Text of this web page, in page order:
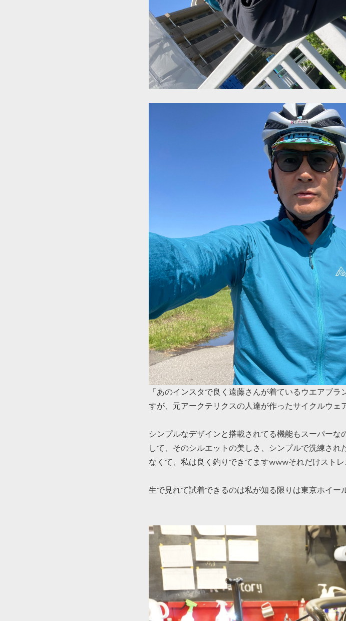
「あのインスタで良く遠藤さんが着ているウエアブ
すが、元アークテリクスの人達が作ったサイクルウェ
シンプルなデザインと搭載されてる機能もスーパー
して、そのシルエットの美しさ、シンプルで洗練さ
なくて、私は良く釣りできてますwwwそれだけストレ
生で見れて試着できるのは私が知る限りは東京ホイー